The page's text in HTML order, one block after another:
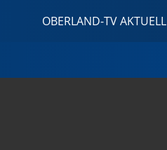
OBERLAND-TV AKTUELL